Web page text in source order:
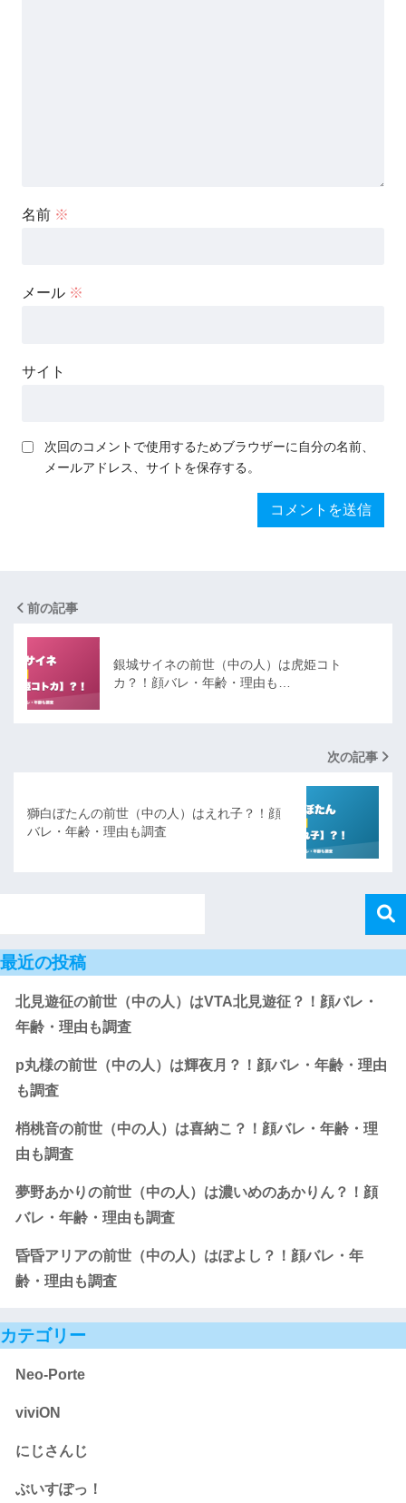
名前 ※
メール ※
サイト
次回のコメントで使用するためブラウザーに自分の名前、
メールアドレス、サイトを保存する。
前の記事
銀城サイネの前世（中の人）は虎姫コト
カ？！顔バレ・年齢・理由も…
次の記事
獅白ぼたんの前世（中の人）はえれ子？！顔
バレ・年齢・理由も調査
最近の投稿
北見遊征の前世（中の人）はVTA北見遊征？！顔バレ・
年齢・理由も調査
p丸様の前世（中の人）は輝夜月？！顔バレ・年齢・理由
も調査
梢桃音の前世（中の人）は喜納こ？！顔バレ・年齢・理
由も調査
夢野あかりの前世（中の人）は濃いめのあかりん？！顔
バレ・年齢・理由も調査
昏昏アリアの前世（中の人）はぽよし？！顔バレ・年
齢・理由も調査
カテゴリー
Neo-Porte
viviON
にじさんじ
ぶいすぽっ！